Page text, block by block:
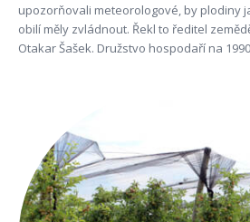
upozorňovali meteorologové, by plodiny
obilí měly zvládnout. Řekl to ředitel
Otakar Šašek. Družstvo hospodaří na